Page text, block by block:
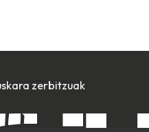
zerbitzuak